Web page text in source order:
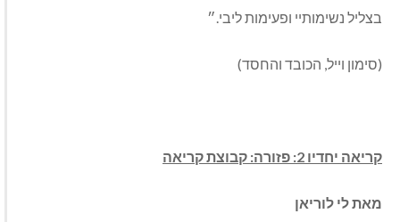
בצליל נשימותיי ופעימות ליבי.״
(סימון וייל, הכובד והחסד)
קריאה יחדיו 2: פזורה: קבוצת קריאה
מאת לי לוריאן